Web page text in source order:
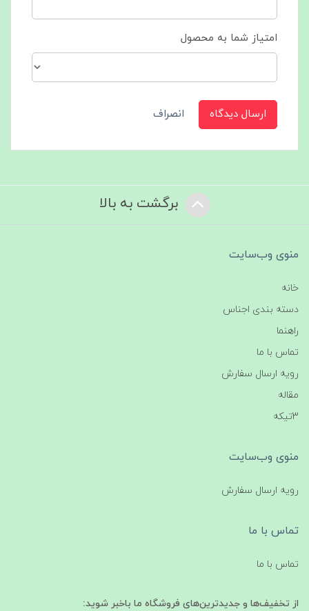
امتیاز شما به محصول
ارسال دیدگاه انصراف
برگشت به بالا
منوی وب‌سایت
خانه
دسته بندی اجناس
راهنما
تماس با ما
رویه ارسال سفارش
مقاله
3تیکه
منوی وب‌سایت
رویه ارسال سفارش
تماس با ما
تماس با ما
از تخفیف‌ها و جدیدترین‌های فروشگاه ما باخبر شوید: